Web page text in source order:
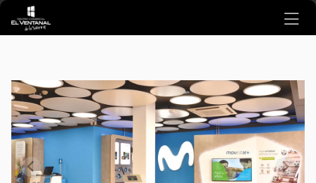
Ir al contenido principal